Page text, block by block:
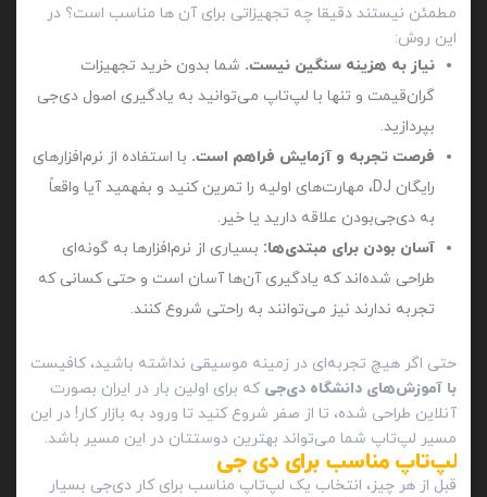
مطمئن نیستند دقیقا چه تجهیزاتی برای آن ها مناسب است؟ در
این روش:
نیاز به هزینه‌ سنگین نیست. شما بدون خرید تجهیزات
گران‌قیمت و تنها با لپ‌تاپ می‌توانید به یادگیری اصول دی‌جی
بپردازید.
فرصت تجربه و آزمایش فراهم است. با استفاده از نرم‌افزارهای
رایگان DJ، مهارت‌های اولیه را تمرین کنید و بفهمید آیا واقعاً
به دی‌جی‌بودن علاقه دارید یا خیر.
آسان‌ بودن برای مبتدی‌ها: بسیاری از نرم‌افزارها به گونه‌ای
طراحی شده‌اند که یادگیری آن‌ها آسان است و حتی کسانی که
تجربه ندارند نیز می‌توانند به راحتی شروع کنند.
حتی اگر هیچ تجربه‌ای در زمینه موسیقی نداشته باشید، کافیست
با آموزش‌های دانشگاه دی‌جی که برای اولین بار در ایران بصورت
آنلاین طراحی شده، تا از صفر شروع کنید تا ورود به بازار کار! در این
مسیر لپ‌تاپ شما می‌تواند بهترین دوستتان در این مسیر باشد.
لپ‌تاپ مناسب برای دی‌ جی
قبل از هر چیز، انتخاب یک لپ‌تاپ مناسب برای کار دی‌جی بسیار